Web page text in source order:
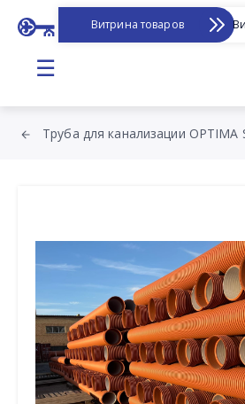
Витрина товаров
☰
Труба для канализации